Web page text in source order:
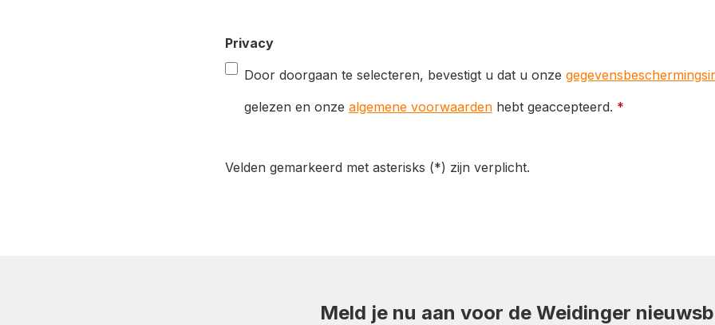
Privacy
Door doorgaan te selecteren, bevestigt u dat u onze
gelezen en onze algemene voorwaardenhebt geaccepteerd. *
Velden gemarkeerd met asterisks (*) zijn verplicht.
Meld je nu aan voor de Weidinger